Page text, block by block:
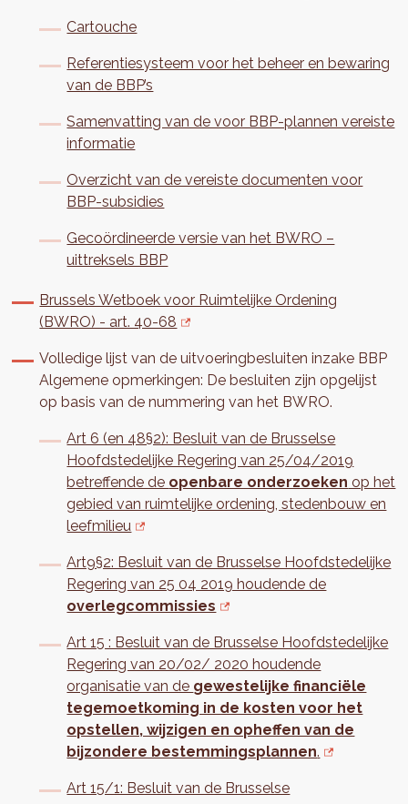
Cartouche
Referentiesysteem voor het beheer en bewaring
van de BBP’s
Samenvatting van de voor BBP-plannen vereiste
informatie
Overzicht van de vereiste documenten voor
BBP-subsidies
Gecoördineerde versie van het BWRO –
uittreksels BBP
Brussels Wetboek voor Ruimtelijke Ordening
(BWRO) - art. 40-68
Volledige lijst van de uitvoeringbesluiten inzake BBP
Algemene opmerkingen: De besluiten zijn opgelijst
op basis van de nummering van het BWRO.
Art 6 (en 48§2): Besluit van de Brusselse
Hoofdstedelijke Regering van 25/04/2019
betreffende de openbare onderzoeken op het
gebied van ruimtelijke ordening, stedenbouw en
leefmilieu
Art9§2: Besluit van de Brusselse Hoofdstedelijke
Regering van 25 04 2019 houdende de
overlegcommissies
Art 15 : Besluit van de Brusselse Hoofdstedelijke
Regering van 20/02/ 2020 houdende
organisatie van de gewestelijke financiële
tegemoetkoming in de kosten voor het
opstellen, wijzigen en opheffen van de
bijzondere bestemmingsplannen.
Art 15/1: Besluit van de Brusselse